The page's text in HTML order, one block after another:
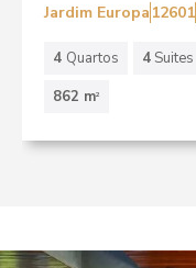
Jardim Europa 12601
4 Quartos 4 Suites
862 m2